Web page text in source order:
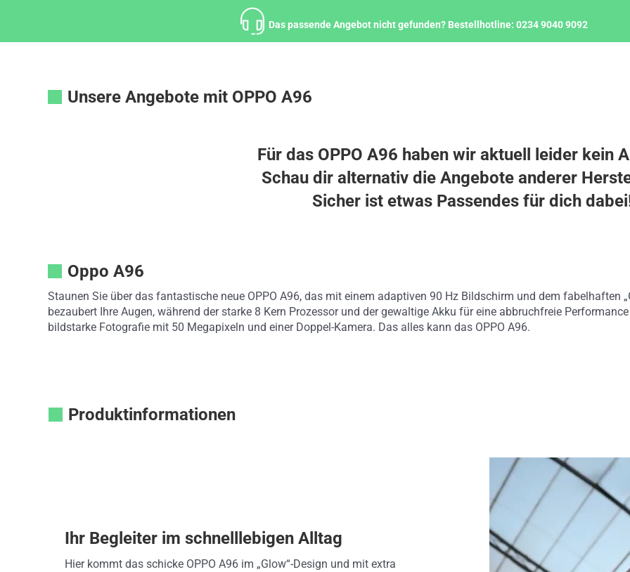
Das passende Angebot nicht gefunden?Bestellhotline: 0234 9040 9092
Unsere Angebote mit OPPO A96
Für das OPPO A96 haben wir aktuell leider kein
Schau dir alternativ die Angebote anderer
Sicher ist etwas Passendes für dich
Oppo A96
Staunen Sie über das fantastische neue OPPO A96, das mit einem adaptiven 90 Hz Bildschirm und dem fabelhaften
bezaubert Ihre Augen, während der starke 8 Kern Prozessor und der gewaltige Akku für eine abbruchfreie
bildstarke Fotografie mit 50 Megapixeln und einer Doppel-Kamera. Das alles kann das OPPO A96.
Produktinformationen
Ihr Begleiter im schnelllebigen Alltag
Hier kommt das schicke OPPO A96 im „Glow“-Design und mit extra